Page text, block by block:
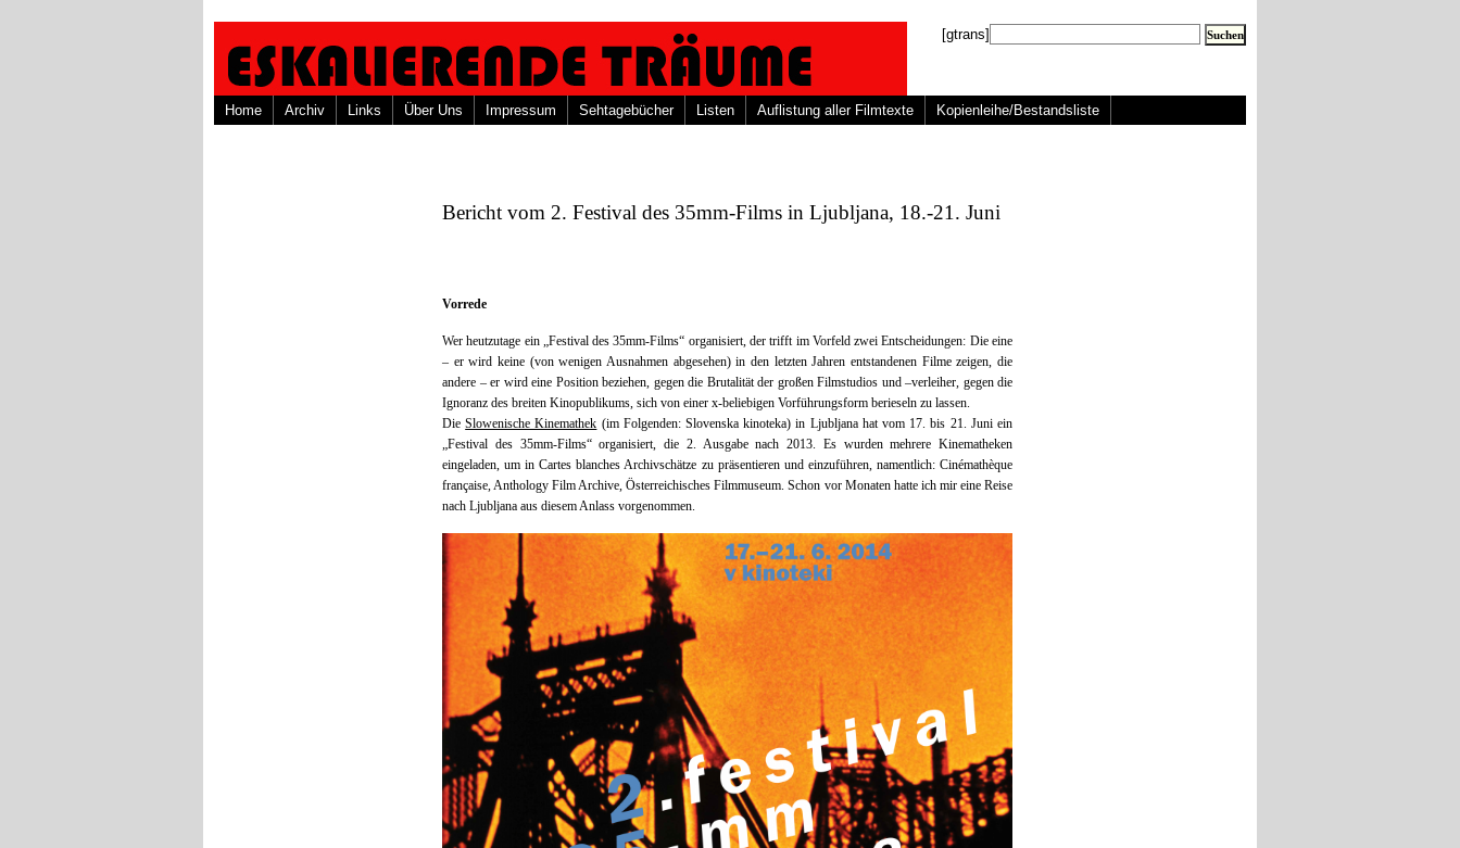
[gtrans]
Home Archiv Links Über Uns Impressum Sehtagebücher Listen Auflistung aller Filmtexte Kopienleihe/Bestandsliste
Bericht vom 2. Festival des 35mm-Films in Ljubljana, 18.-21. Juni
Vorrede
Wer heutzutage ein „Festival des 35mm-Films“ organisiert, der trifft im Vorfeld zwei Entscheidungen: Die eine
– er wird keine (von wenigen Ausnahmen abgesehen) in den letzten Jahren entstandenen Filme zeigen, die
andere – er wird eine Position beziehen, gegen die Brutalität der großen Filmstudios und –verleiher, gegen die
Ignoranz des breiten Kinopublikums, sich von einer x-beliebigen Vorführungsform berieseln zu lassen.
DieSlowenische Kinemathek (im Folgenden: Slovenska kinoteka) in Ljubljana hat vom 17. bis 21. Juni ein
„Festival des 35mm-Films“ organisiert, die 2. Ausgabe nach 2013. Es wurden mehrere Kinematheken
eingeladen, um in Cartes blanches Archivschätze zu präsentieren und einzuführen, namentlich: Cinémathèque
française, Anthology Film Archive, Österreichisches Filmmuseum. Schon vor Monaten hatte ich mir eine Reise
nach Ljubljana aus diesem Anlass vorgenommen.